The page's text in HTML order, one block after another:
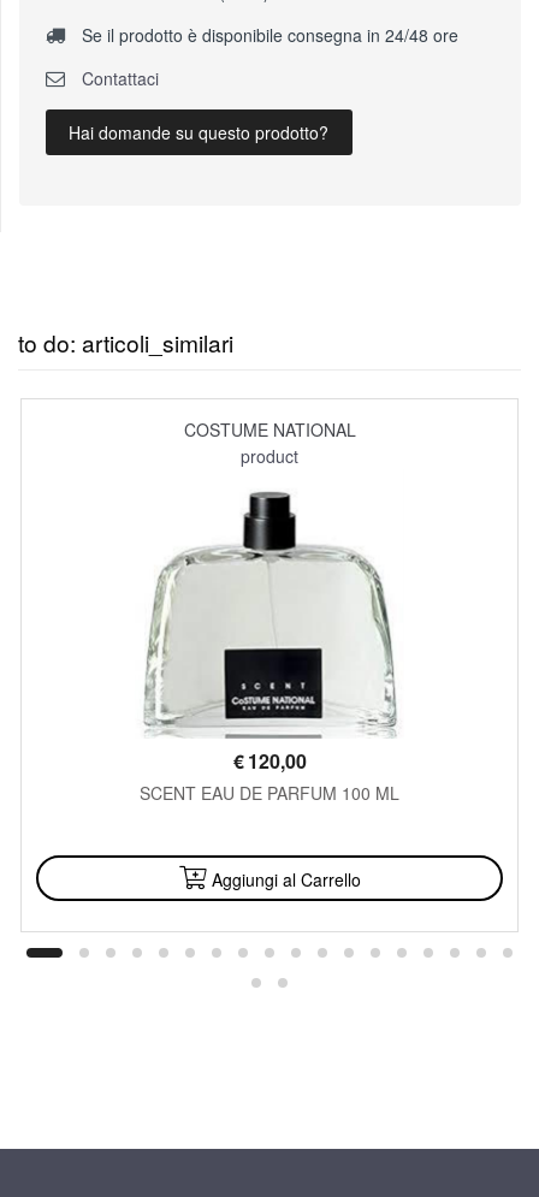
Se il prodotto è disponibile consegna in 24/48 ore
Contattaci
Hai domande su questo prodotto?
to do: articoli_similari
COSTUME NATIONAL
product
€120,00
SCENT EAU DE PARFUM 100 ML
Aggiungi al Carrello